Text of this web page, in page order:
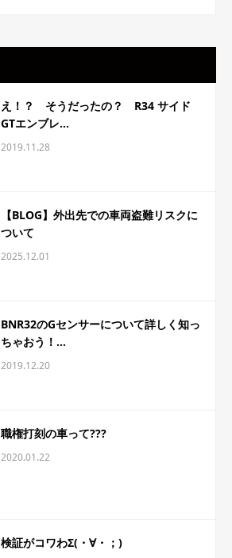
え！？ そうだったの？ R34 サイド
GTエンブレ...
2019.11.28
【BLOG】外出先での車両盗難リスクに
ついて
2025.12.01
BNR32のGセンサーについて詳しく知っ
ちゃおう！...
2019.12.20
職権打刻の車って???
2020.01.22
検証がコワわΣ(・∀・；)